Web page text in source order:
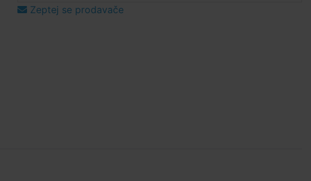
Zeptej se prodavače